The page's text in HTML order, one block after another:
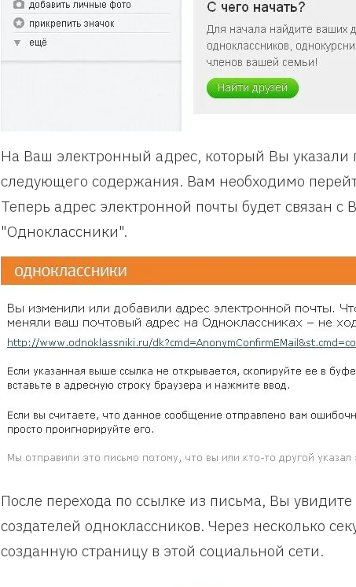
На Ваш электронный адрес, который Вы указали
следующего содержания. Вам необходимо
Теперь адрес электронной почты будет связан
"Одноклассники".
После перехода по ссылке из письма, Вы
создателей одноклассников. Через несколько
созданную страницу в этой социальной сети.